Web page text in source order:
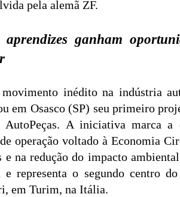
pela alemã ZF.
aprendizes ganham
inédito na indústria
em Osasco (SP) seu primeiro
AutoPeças. A iniciativa marca
operação voltado à Economia
e na redução do impacto
e representa o segundo centro
em Turim, na Itália.